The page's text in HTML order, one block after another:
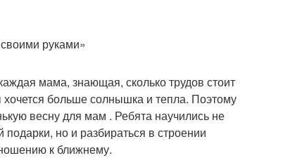
руками»
мама, знающая, сколько трудов стоит
больше солнышка и тепла. Поэтому
весну для мам . Ребята научились не
но и разбираться в строении
к ближнему.